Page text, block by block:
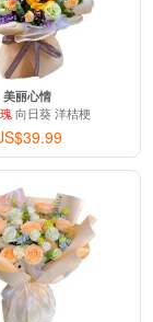
美丽心情
向日葵 洋桔梗